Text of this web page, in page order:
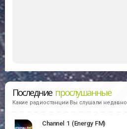
Последние прослушанные
Какие радиостанции Вы слушали недавно
Channel 1 (Energy FM)